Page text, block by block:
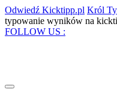
Skip
to
content
Odwiedź Kicktipp.pl Król
typowanie wyników na
FOLLOW US :
Open